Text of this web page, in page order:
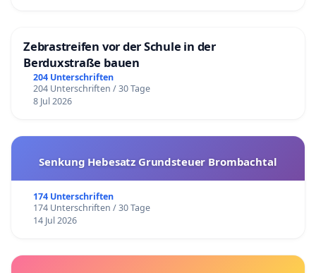
Zebrastreifen vor der Schule in der
Berduxstraße bauen
204 Unterschriften
204 Unterschriften / 30 Tage
8 Jul 2026
Senkung Hebesatz Grundsteuer Brombachtal
174 Unterschriften
174 Unterschriften / 30 Tage
14 Jul 2026